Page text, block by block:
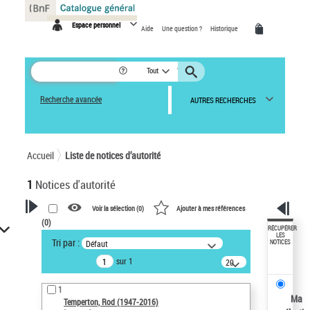
Espace personnel Aide Une question ? Historique
Tout
Recherche avancée AUTRES RECHERCHES
Accueil Liste de notices d’autorité
1 Notices d'autorité
VOTRE RECHERCHE
Recherche avancée dans les
notices d’autorité
Œuvres liées à l'auteur :
Temperton, Rod (1947-2016)
Voir la sélection (0) Ajouter à mes références
(0)
Tri par : Défaut
sur 1
20
résultats/page
1
Temperton, Rod (1947-2016)
RÉCUPÉRER
LES
NOTICES
Ma
Panneau de gestion des cookies